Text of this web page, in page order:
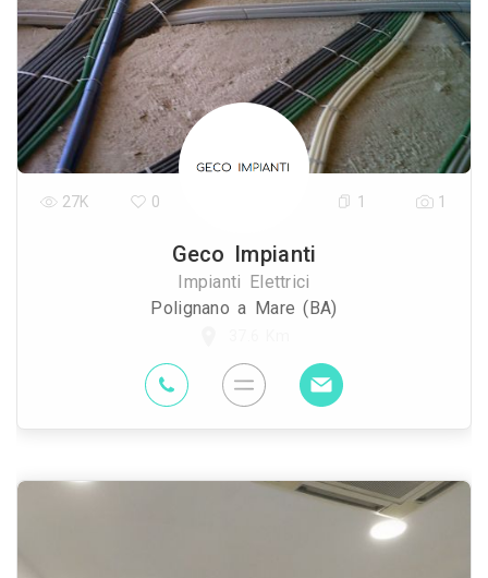
Geco Impianti
Impianti Elettrici
Polignano a Mare (BA)
27K 0 1 1